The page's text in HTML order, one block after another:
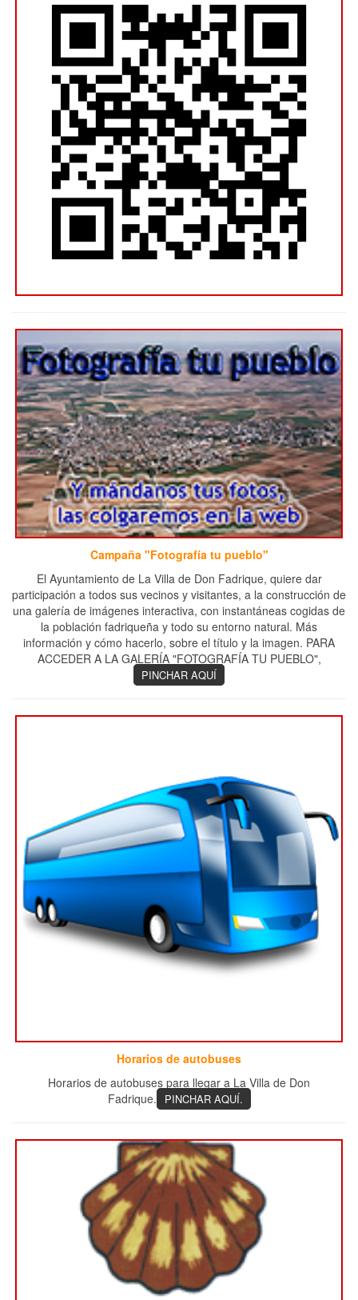
Campaña "Fotografía tu pueblo"
El Ayuntamiento de La Villa de Don Fadrique, quiere dar
participación a todos sus vecinos y visitantes, a la construcción de
una galería de imágenes interactiva, con instantáneas cogidas de
la población fadriqueña y todo su entorno natural. Más
información y cómo hacerlo, sobre el título y la imagen. PARA
ACCEDER A LA GALERÍA "FOTOGRAFÍA TU PUEBLO",
PINCHAR AQUÍ
Horarios de autobuses
Horarios de autobuses para llegar a La Villa de Don
Fadrique.
PINCHAR AQUÍ.